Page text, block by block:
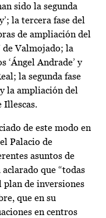
sido la segunda
la tercera fase del
de ampliación del
de Valmojado; la
‘Ángel Andrade’ y
la segunda fase
y la ampliación del
Illescas.
de este modo en
Palacio de
asuntos de
que “todas
plan de inversiones
que en su
en centros